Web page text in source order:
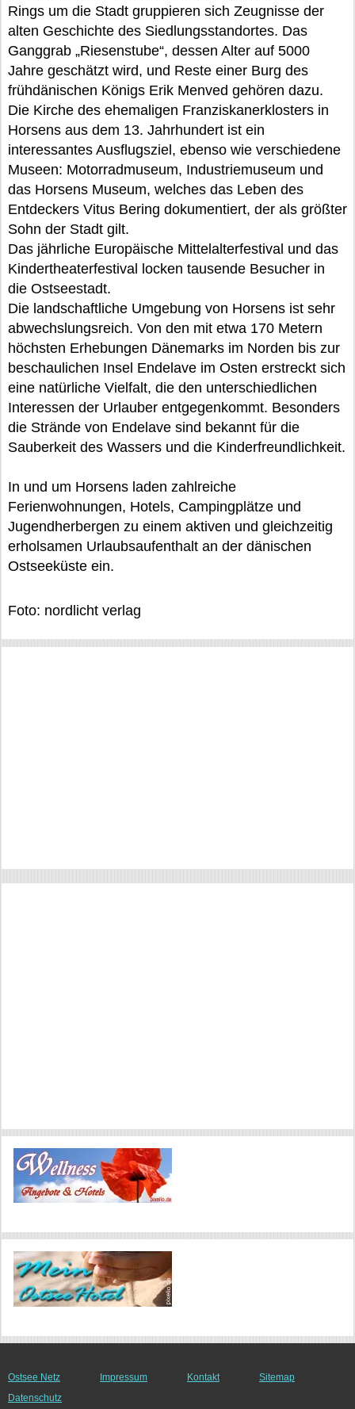
Rings um die Stadt gruppieren sich Zeugnisse der
alten Geschichte des Siedlungsstandortes. Das
Ganggrab „Riesenstube“, dessen Alter auf 5000
Jahre geschätzt wird, und Reste einer Burg des
frühdänischen Königs Erik Menved gehören dazu.
Die Kirche des ehemaligen Franziskanerklosters in
Horsens aus dem 13. Jahrhundert ist ein
interessantes Ausflugsziel, ebenso wie verschiedene
Museen: Motorradmuseum, Industriemuseum und
das Horsens Museum, welches das Leben des
Entdeckers Vitus Bering dokumentiert, der als größter
Sohn der Stadt gilt.
Das jährliche Europäische Mittelalterfestival und das
Kindertheaterfestival locken tausende Besucher in
die Ostseestadt.
Die landschaftliche Umgebung von Horsens ist sehr
abwechslungsreich. Von den mit etwa 170 Metern
höchsten Erhebungen Dänemarks im Norden bis zur
beschaulichen Insel Endelave im Osten erstreckt sich
eine natürliche Vielfalt, die den unterschiedlichen
Interessen der Urlauber entgegenkommt. Besonders
die Strände von Endelave sind bekannt für die
Sauberkeit des Wassers und die Kinderfreundlichkeit.
In und um Horsens laden zahlreiche
Ferienwohnungen, Hotels, Campingplätze und
Jugendherbergen zu einem aktiven und gleichzeitig
erholsamen Urlaubsaufenthalt an der dänischen
Ostseeküste ein.
Foto: nordlicht verlag
Ostsee Netz Impressum Kontakt
Sitemap
Datenschutz